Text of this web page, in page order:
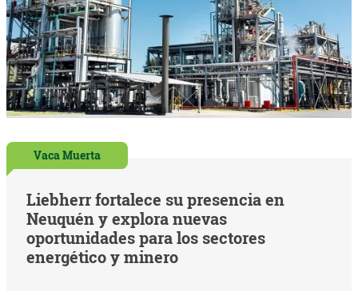
Vaca Muerta
Liebherr fortalece su presencia en
Neuquén y explora nuevas
oportunidades para los sectores
energético y minero